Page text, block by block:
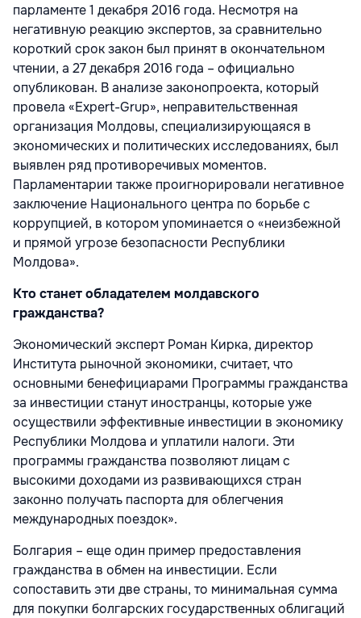
парламенте 1 декабря 2016 года. Несмотря на
негативную реакцию экспертов, за сравнительно
короткий срок закон был принят в окончательном
чтении, а 27 декабря 2016 года – официально
опубликован. В анализе законопроекта, который
провела «Expert-Grup», неправительственная
организация Молдовы, специализирующаяся в
экономических и политических исследованиях, был
выявлен ряд противоречивых моментов.
Парламентарии также проигнорировали негативное
заключение Национального центра по борьбе с
коррупцией, в котором упоминается о «неизбежной
и прямой угрозе безопасности Республики
Молдова».
Кто станет обладателем молдавского
гражданства?
Экономический эксперт Роман Кирка, директор
Института рыночной экономики, считает, что
основными бенефициарами Программы гражданства
за инвестиции станут иностранцы, которые уже
осуществили эффективные инвестиции в экономику
Республики Молдова и уплатили налоги. Эти
программы гражданства позволяют лицам с
высокими доходами из развивающихся стран
законно получать паспорта для облегчения
международных поездок».
Болгария – еще один пример предоставления
гражданства в обмен на инвестиции. Если
сопоставить эти две страны, то минимальная сумма
для покупки болгарских государственных облигаций